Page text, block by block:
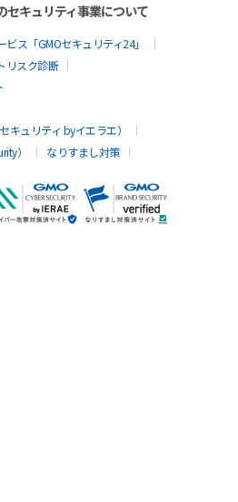
セキュリティ事業について
ス「GMOセキュリティ24」
リスク診断
キュリティ byイエラエ）
）
なりすまし対策